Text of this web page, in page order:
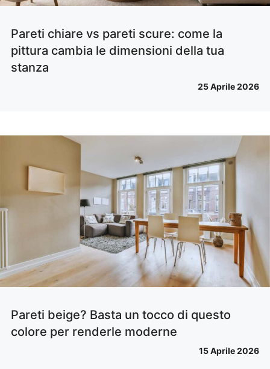
Pareti chiare vs pareti scure: come la
pittura cambia le dimensioni della tua
stanza
25 Aprile 2026
Pareti beige? Basta un tocco di questo
colore per renderle moderne
15 Aprile 2026